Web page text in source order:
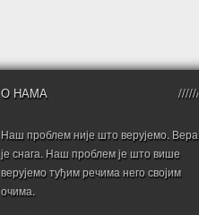
О НАМА
Наш проблем није што верујемо. Вера
је снага. Наш проблем је што више
верујемо туђим речима него својим
очима.